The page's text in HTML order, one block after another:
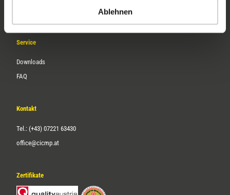
Ablehnen
Service
Downloads
FAQ
Kontakt
Tel.: (+43) 07221 63430
office@cicmp.at
Zertifikate